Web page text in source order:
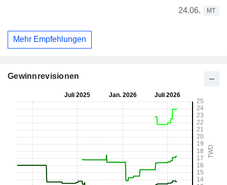
24.06.
MT
Mehr Empfehlungen
Gewinnrevisionen